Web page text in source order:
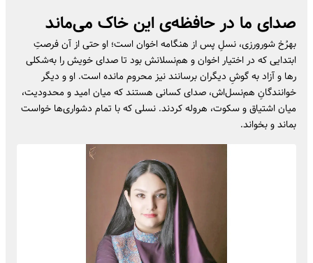
صدای ما در حافظه‌ی این خاک می‌ماند
بهرُخ شورورزی، نسلِ پس از هنگامه اخوان است؛ او حتی از آن فرصتِ
ابتدایی که در اختیار اخوان و هم‌نسلانش بود تا صدای خویش را به‌شکلی
رها و آزاد به گوشِ دیگران برسانند نیز محروم مانده است. او و دیگر
خوانندگانِ هم‌نسل‌اش، صدای کسانی هستند که میان امید و محدودیت،
میان اشتیاق و سکوت، هروله کردند. نسلی که با تمام دشواری‌ها خواست
بماند و بخواند.